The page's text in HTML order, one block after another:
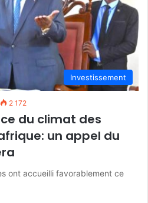
Investissement
2 172
du climat des
un appel du
ont accueilli favorablement ce